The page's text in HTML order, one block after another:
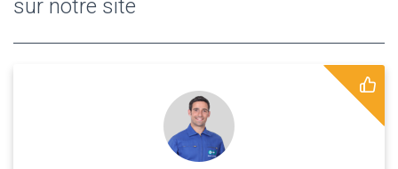
sur notre site